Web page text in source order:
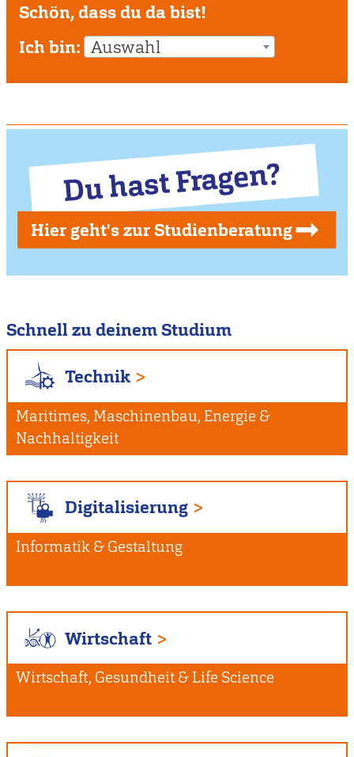
Schön, dass du da bist!
Ich bin: Auswahl
Du hast Fragen?
Hier geht's zur Studienberatung
Schnell zu deinem Studium
Technik
Maritimes, Maschinenbau, Energie &
Nachhaltigkeit
Digitalisierung
Informatik & Gestaltung
Wirtschaft
Wirtschaft, Gesundheit & Life Science